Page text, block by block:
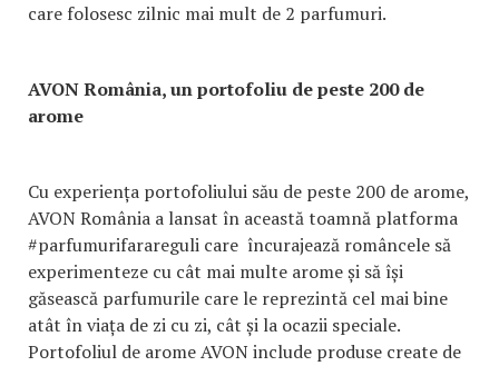
care folosesc zilnic mai mult de 2 parfumuri.
AVON România, un portofoliu de peste 200 de
arome
Cu experiența portofoliului său de peste 200 de arome,
AVON România a lansat în această toamnă platforma
#parfumurifarareguli care încurajează româncele să
experimenteze cu cât mai multe arome și să își
găsească parfumurile care le reprezintă cel mai bine
atât în viața de zi cu zi, cât și la ocazii speciale.
Portofoliul de arome AVON include produse create de